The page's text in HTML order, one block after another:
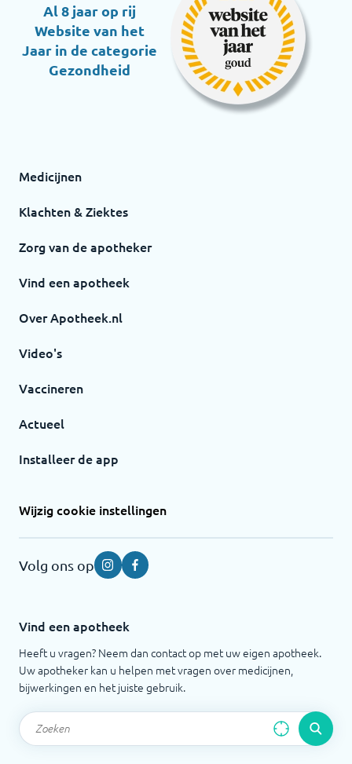
Al 8 jaar op rij
Website van het
Jaar in de categorie
Gezondheid
Medicijnen
Klachten & Ziektes
Zorg van de apotheker
Vind een apotheek
Over Apotheek.nl
Video's
Vaccineren
Actueel
Installeer de app
Wijzig cookie instellingen
Volg ons op InstagramFacebook
Vind een apotheek
Heeft u vragen? Neem dan contact op met uw eigen apotheek.
Uw apotheker kan u helpen met vragen over medicijnen,
bijwerkingen en het juiste gebruik.